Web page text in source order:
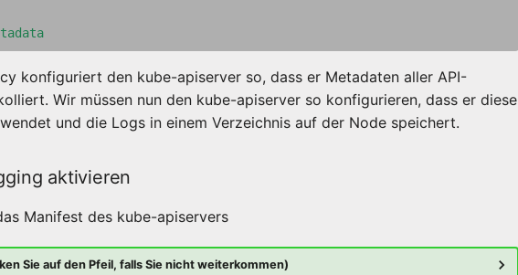
konfiguriert den kube-apiserver so, dass er Metadaten aller API-
Wir müssen nun den kube-apiserver so konfigurieren, dass er diese
und die Logs in einem Verzeichnis auf der Node speichert.
aktivieren
Manifest des kube-apiservers
Sie auf den Pfeil, falls Sie nicht weiterkommen)